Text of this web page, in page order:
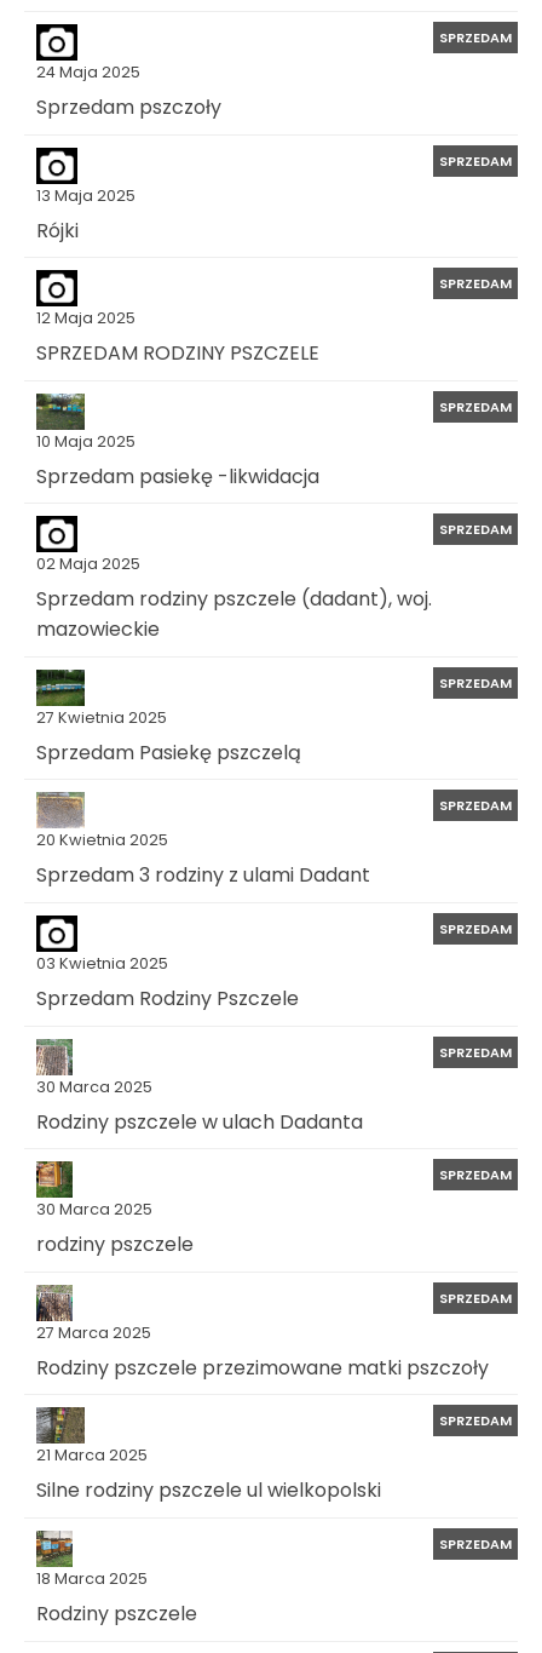
24 Maja 2025
SPRZEDAM
Sprzedam pszczoły
13 Maja 2025
SPRZEDAM
Rójki
12 Maja 2025
SPRZEDAM
SPRZEDAM RODZINY PSZCZELE
10 Maja 2025
SPRZEDAM
Sprzedam pasiekę -likwidacja
02 Maja 2025
SPRZEDAM
Sprzedam rodziny pszczele (dadant), woj.
mazowieckie
27 Kwietnia 2025
SPRZEDAM
Sprzedam Pasiekę pszczelą
20 Kwietnia 2025
SPRZEDAM
Sprzedam 3 rodziny z ulami Dadant
03 Kwietnia 2025
SPRZEDAM
Sprzedam Rodziny Pszczele
30 Marca 2025
SPRZEDAM
Rodziny pszczele w ulach Dadanta
30 Marca 2025
SPRZEDAM
rodziny pszczele
27 Marca 2025
SPRZEDAM
Rodziny pszczele przezimowane matki pszczoły
21 Marca 2025
SPRZEDAM
Silne rodziny pszczele ul wielkopolski
18 Marca 2025
SPRZEDAM
Rodziny pszczele